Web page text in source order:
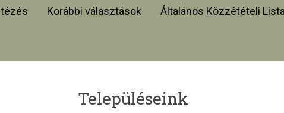
Korábbi választások Általános Közzétételi
Településeink